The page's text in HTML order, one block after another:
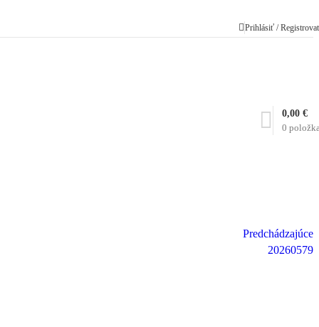
Prihlásiť /
0
0,00 €
Predchádzajúce
20260579